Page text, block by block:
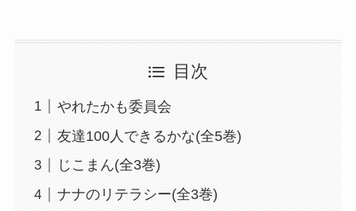
目次
やれたかも委員会
友達100人できるかな(全5巻)
じこまん(全3巻)
ナナのリテラシー(全3巻)